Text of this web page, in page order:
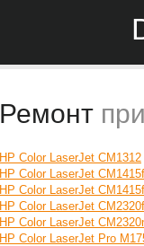
Ремонт
HP Color LaserJet CM1312
HP Color LaserJet
HP Color LaserJet
HP Color LaserJet
HP Color LaserJet
HP Color LaserJet Pro